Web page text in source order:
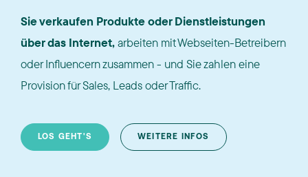
Sie verkaufen Produkte oder Dienstleistungen
über das Internet,arbeiten mit Webseiten-Betreibern
oder Influencern zusammen - und Sie zahlen eine
Provision für Sales, Leads oder Traffic.
LOS GEHT'S WEITERE INFOS